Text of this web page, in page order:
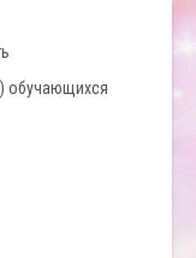
обучающихся